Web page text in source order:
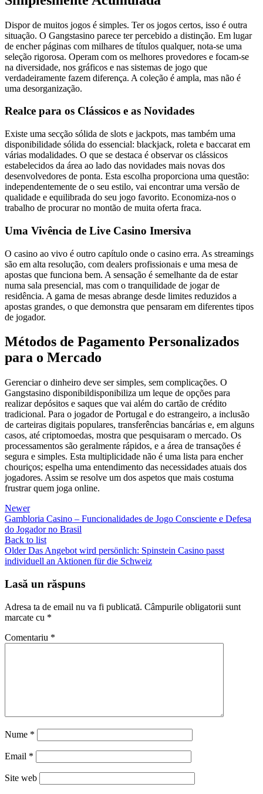
Dispor de muitos jogos é simples. Ter os jogos certos, isso é outra
situação. O Gangstasino parece ter percebido a distinção. Em lugar
de encher páginas com milhares de títulos qualquer, nota-se uma
seleção rigorosa. Operam com os melhores provedores e focam-se
na diversidade, nos gráficos e nas sistemas de jogo que
verdadeiramente fazem diferença. A coleção é ampla, mas não é
uma desorganização.
Realce para os Clássicos e as Novidades
Existe uma secção sólida de slots e jackpots, mas também uma
disponibilidade sólida do essencial: blackjack, roleta e baccarat em
várias modalidades. O que se destaca é observar os clássicos
estabelecidos da área ao lado das novidades mais novas dos
desenvolvedores de ponta. Esta escolha proporciona uma questão:
independentemente de o seu estilo, vai encontrar uma versão de
qualidade e equilibrada do seu jogo favorito. Economiza-nos o
trabalho de procurar no montão de muita oferta fraca.
Uma Vivência de Live Casino Imersiva
O casino ao vivo é outro capítulo onde o casino erra. As streamings
são em alta resolução, com dealers profissionais e uma mesa de
apostas que funciona bem. A sensação é semelhante da de estar
numa sala presencial, mas com o tranquilidade de jogar de
residência. A gama de mesas abrange desde limites reduzidos a
apostas grandes, o que demonstra que pensaram em diferentes tipos
de jogador.
Métodos de Pagamento Personalizados
para o Mercado
Gerenciar o dinheiro deve ser simples, sem complicações. O
Gangstasino disponibildisponibiliza um leque de opções para
realizar depósitos e saques que vai além do cartão de crédito
tradicional. Para o jogador de Portugal e do estrangeiro, a inclusão
de carteiras digitais populares, transferências bancárias e, em alguns
casos, até criptomoedas, mostra que pesquisaram o mercado. Os
processamentos são geralmente rápidos, e a área de transações é
segura e simples. Esta multiplicidade não é uma lista para encher
chouriços; espelha uma entendimento das necessidades atuais dos
jogadores. Assim se resolve um dos aspetos que mais costuma
frustrar quem joga online.
Newer
Gambloria Casino – Funcionalidades de Jogo Consciente e Defesa
do Jogador no Brasil
Back to list
Older Das Angebot wird persönlich: Spinstein Casino passt
individuell an Aktionen für die Schweiz
Lasă un răspuns
Adresa ta de email nu va fi publicată. Câmpurile obligatorii sunt
marcate cu *
Comentariu *
Nume *
Email *
Site web